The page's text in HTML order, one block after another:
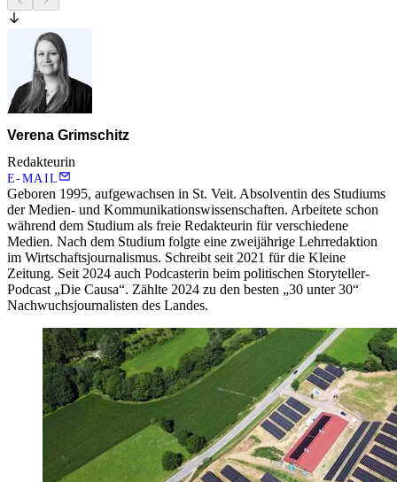
Verena Grimschitz
Redakteurin
E-MAIL
Geboren 1995, aufgewachsen in St. Veit. Absolventin des Studiums
der Medien- und Kommunikationswissenschaften. Arbeitete schon
während dem Studium als freie Redakteurin für verschiedene
Medien. Nach dem Studium folgte eine zweijährige Lehrredaktion
im Wirtschaftsjournalismus. Schreibt seit 2021 für die Kleine
Zeitung. Seit 2024 auch Podcasterin beim politischen Storyteller-
Podcast „Die Causa“. Zählte 2024 zu den besten „30 unter 30“
Nachwuchsjournalisten des Landes.